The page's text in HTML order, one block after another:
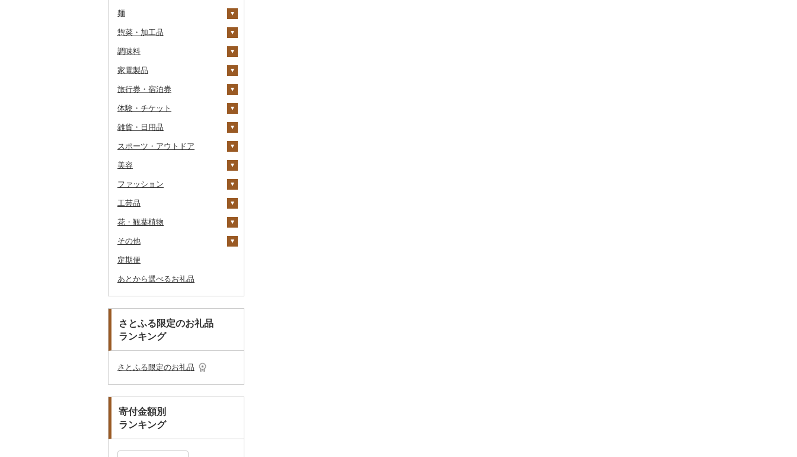
佐賀牛
長崎和牛
あか牛
宮崎牛
その他牛肉（精肉）
鯛
のどぐろ
ふぐ
ブリ
ほっけ
その他鮮魚
その他柑橘
パイナップル
栗
その他果物
バター
その他乳製品
地ビール・クラフトビ
純米吟醸
大吟醸
吟醸
その他日本酒
芋焼酎
麦焼酎
米焼酎
黒糖焼酎
その他焼酎
梅酒
泡盛
ワイン
白ワイン
赤ワイン
シャンパン・スパーク
ウイスキー
リキュール・洋酒
甘酒
ノンアルコール
その他酒
飲料
コーヒー豆
粉
ドリップ
茶
飲料
茶葉・ティーバッグ
静岡茶
足柄茶
知覧茶
八女茶
果汁飲料
りんごジュース
みかんジュース（オレ
紅茶
飲料
茶葉・ティーバッグ
その他飲料・ジュース
野菜ジュース
炭酸飲料
豆乳
クッキー
焼き菓子
プリン
ゼリー
チョコレート
カステラ
アイス・ジェラート
その他洋菓子
煎餅・おかき
羊羹
饅頭
大福
その他和菓子
麺
ラーメン
うどん
そば
パスタ
ひやむぎ
そうめん
その他麺
惣菜・加工品
惣菜
餃子
シュウマイ
コロッケ
その他惣菜
カレー・シチュー
カレー
シチュー
鍋
肉
魚
その他鍋
ピザ
レトルト
スープ
豆腐・納豆
豆腐
漬物
キムチ
その他漬物
缶詰・瓶詰
肉
魚
ジャム
その他缶詰・瓶詰
乾物
燻製（スモーク）
おせち
その他加工品
調味料
砂糖
塩
醤油
味噌
酢
だし
食用油
オリーブオイル
ごま油
はちみつ
ドレッシング
その他調味料
ケチャップ
こしょう
その他調味料
家電製品
季節・空調家電
キッチン家電
照明器具
パソコン・周辺機器
TV・オーディオ・カメラ
美容・健康家電
カー用品
時計
その他家電
旅行券・宿泊券
旅行券
JTBふるさと旅行クー
その他旅行券
宿泊券
体験・チケット
PayPay商品券
食事券
温泉・サウナ・スパ利用
券
GDOふるさとゴルフ
プレークーポン
その他のゴルフプレー
花火大会チケット
カタログギフト
雑貨・日用品
家具・インテリア
机・テーブル
その他家具・インテリ
寝具
布団
毛布
タオルケット
タオル
その他タオル
文房具・印鑑
ボールペン
ノート・ファイル
その他文房具
食器
グラス・カップ
箸
スプーン・フォーク・
ナイフ
皿・椀
その他食器
キッチン用品
フライパン
鍋
まな板
土鍋
日用品
洗剤
トイレットペーパー
ティッシュ
その他日用品
楽器・器材
本・CD・DVD
おもちゃ・ぬいぐるみ
ご当地キャラクター
ペット用品
その他雑貨
スポーツ・アウトドア
ゴルフ
ゴルフボール
ゴルフウェア
その他ゴルフ
釣り
サイクリング
アウトドア・キャンプ
その他スポーツ
その他スポーツ
美容
スキンケア
洗顔
その他スキンケア
シャンプー・リンス
石鹸・ボディーソープ
入浴剤
アロマ
プロテイン
その他美容
ファッション
鞄・バッグ
トートバッグ・ショル
ツケース
その他鞄・バッグ
洋服
女性・レディース
子供・ベビー
その他洋服
和服
靴・履物
靴・シューズ
スリッパ・下駄・草履
その他靴・履物
アクセサリー
ペンダント・ネックレ
ス
ピアス・イヤリング
その他アクセサリー
その他服飾小物
ショール・ストール
マフラー・手袋
工芸品
織物
本場奄美大島紬
陶器・漆器
唐津焼
備前焼
美濃焼
村上木彫堆朱
その他装飾品・工芸品
数珠
工芸品
播州そろばん
美濃和紙
花・観葉植物
観葉植物・苗木
花
胡蝶蘭
造花・プリザーブドフ
ラワー
その他花
盆栽・その他
その他
地域サービス
その他
定期便
あとから選べるお礼品
さとふる限定のお礼品
ランキング
さとふる限定のお礼品
寄付金額別
ランキング